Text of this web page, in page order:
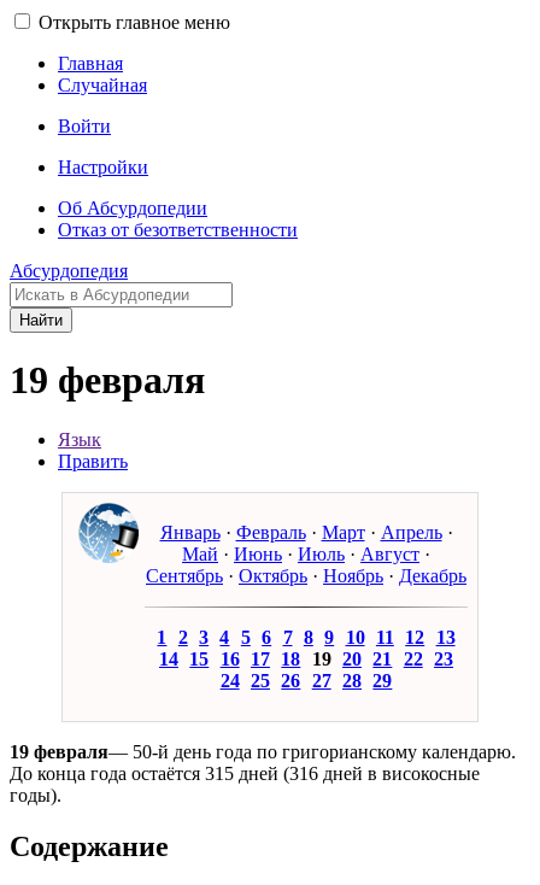
Открыть главное меню
Главная
Случайная
Войти
Настройки
Об Абсурдопедии
Отказ от безответственности
Абсурдопедия
Найти
19 февраля
Язык
Править
Январь· Февраль· Март· Апрель·
Май · Июнь · Июль · Август ·
Сентябрь · Октябрь · Ноябрь · Декабрь
1 2 3 4 5 6 7 8 9 10 11 12
13
14 15 16 17 18 19 20 21 22 23
24 25 26 27 28 29
19 февраля— 50-й день года по григорианскому календарю.
До конца года остаётся 315 дней (316 дней в високосные
годы).
Содержание